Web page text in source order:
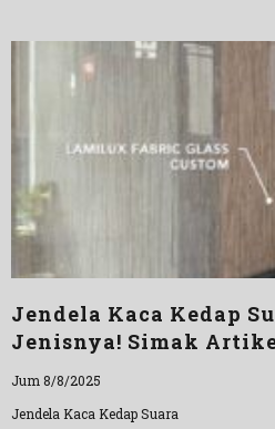
Jendela Kaca Kedap
Jenisnya! Simak
Jum 8/8/2025
Jendela Kaca Kedap Suara